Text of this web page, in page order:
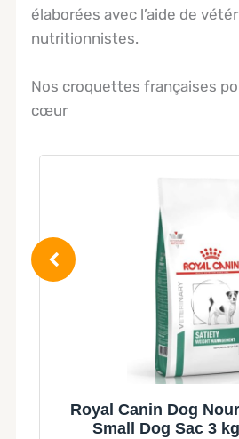
élaborées avec l’aide de
nutritionnistes.
Nos croquettes françaises
cœur
Royal Canin Dog
Small Dog Sac 3